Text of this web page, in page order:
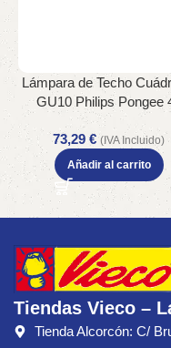
Lámpara de Techo
GU10 Philips Pongee
Blanca Orientable
73,29 € (IVA Incluido)
Añadir al carrito
Tiendas Vieco –
Tienda Alcorcón: C/